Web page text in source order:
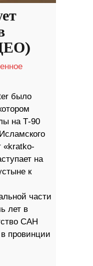
было
на Т-90
«kratko-
на
к
части
лет в
САН
провинции